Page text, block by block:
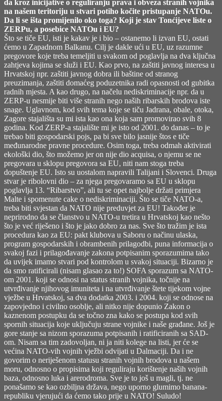
da kroz inicijative o reguliranju prava i obveza stranih vojnika
na našem teritoriju u stvari potiho kočite pristupanje NATOu.
Da li se išta promijenilo oko toga? Koji je stav Tonćijeve liste o
ZERPu, a posebice NATOu i EU?
Što se tiče EU, isti je kakav je i bio – ostanemo li izvan EU, ostati
ćemo u Zapadnom Balkanu. Cilj je dakle ući u EU, uz razumne
pregovore koje treba temeljiti u svakom od poglavlja na dva ključna
zahtjeva kojima se služi i EU. Kao prvo, na zaštiti javnog interesa u
Hrvatskoj npr. zaštiti javnog dobra ili baštine od stranog
preuzimanja, zaštiti domaćeg poduzetnika radi opasnosti od gubitka
radnih mjesta. A kao drugo, na načelu nediskriminacije npr. da u
ZERP-u nesmije biti više stranih nego naših ribarskih brodova iste
snage. Uglavnom, kod svih tema koje se tiču Jadrana, obale, otoka,
Zagore stajališta su mi ista kao ona koja sam promovirao svih 8
godina. Kod ZERP-a stajalište mi je isto od 2001. do danas – to je
trebao biti gospodarski pojs, pa bi sve bilo jasnije štos e tiče
međunarodne pravne procedure. Osim toga, treba odmah aktivirati
ekološki dio, što možemo jer on nije dio acquisa, o njemu se ne
pregovara u sklopu pregovora sa EU, niti nam stoga treba
dopuštenje EU. Isto su uostalom napravili Talijani i Slovenci. Druga
stvar je ribolovni dio – za njega pregovaramo sa EU u sklopu
poglavlja 13. “Ribarstvo”, ali tu se opet najbolje držati primjera
Malte i spomenute cake o nediskriminaciji. Što se tiče NATO-a,
treba biti svjestan da NATO nije preduvjet za EU! Također je
neprirodno da se članstvo u NATO-u tretira u Hrvatskoj kao nešto
što je već riješeno i što je jako dobro za nas. Sve što tražim je ista
procedura kao za EU: pakt klubova u Saboru o načinu ulaska,
program gospodarskih i obrambenih prilagodbi, puna informacija o
svakoj fazi i prilagođavanje zakona potpisanim sporazumima tako
da uvijek imamo stvari pod kontrolom u svakoj situaciji. Bizarno je
da smo ratificirali (nisam glasao za to!) SOFA sporazum sa NATO-
om 2001. koji se odnosi na status stranih vojnika, točnije na
utvrđivanje njihovog imuniteta i na utvrđivanje štete tijekom vojne
vježbe u Hrvatskoj, sa dva dodatka 2003. i 2004. koji se odnose na
zapovjedno i civilno osoblje, ali nitko nije dopunio Zakon o
kaznenom postupku da se točno zna kako se postupa kod svih
spornih situacija koje uključuju strane vojnike i naše građane. Još je
gore stanje sa nizom sporazuma potpisanih i ratificiranih sa SAD-
om. Nisam sa tim zadovoljan, ni ja niti kolege na listi, jer će se
većina NATO-vih vojnih vježbi odvijati u Dalmaciji. Da i ne
govorim o neriješenom statusu stranih vojnih brodova u našem
moru, odnosno o propisima koji reguliraju korištenje naših vojnih
baza, odnosno luka i arerodroma. Sve je to još u magli, tj. ne
ponašamo se kao ozbiljna država, nego uporno glumimo banana-
republiku vjerujući da ćemo tako prije u NATO! Suludo!